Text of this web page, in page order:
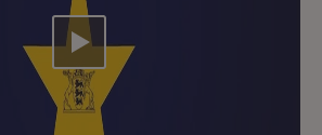
Video abspielen